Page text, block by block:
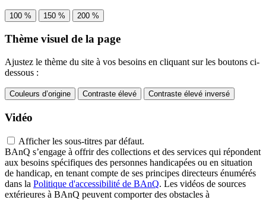
100 % 150 % 200 %
Thème visuel de la page
Ajustez le thème du site à vos besoins en cliquant sur les boutons ci-
dessous :
Couleurs d’origine Contraste élevé Contraste élevé inversé
Vidéo
Afficher les sous-titres par défaut.
BAnQ s’engage à offrir des collections et des services qui répondent
aux besoins spécifiques des personnes handicapées ou en situation
de handicap, en tenant compte de ses principes directeurs énumérés
dans la Politique d'accessibilité de BAnQ. Les vidéos de sources
extérieures à BAnQ peuvent comporter des obstacles à